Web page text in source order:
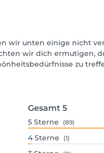
wir unten einige nicht
wir dich ermutigen,
zu
Gesamt 5
5 Sterne (89)
4 Sterne (1)